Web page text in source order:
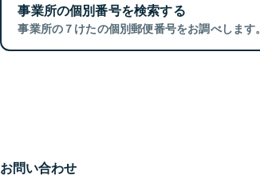
事業所の個別番号を検索する
事業所の７けたの個別郵便番号をお調べします。
問い合わせ